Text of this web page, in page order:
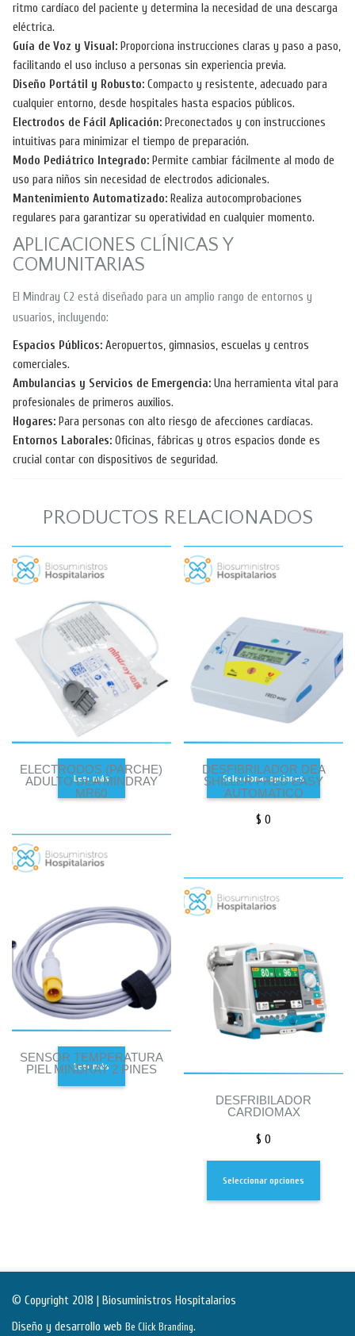
ritmo cardíaco del paciente y determina la necesidad de una descarga
eléctrica.
Guía de Voz y Visual: Proporciona instrucciones claras y paso a paso,
facilitando el uso incluso a personas sin experiencia previa.
Diseño Portátil y Robusto: Compacto y resistente, adecuado para
cualquier entorno, desde hospitales hasta espacios públicos.
Electrodos de Fácil Aplicación: Preconectados y con instrucciones
intuitivas para minimizar el tiempo de preparación.
Modo Pediátrico Integrado: Permite cambiar fácilmente al modo de
uso para niños sin necesidad de electrodos adicionales.
Mantenimiento Automatizado: Realiza autocomprobaciones
regulares para garantizar su operatividad en cualquier momento.
APLICACIONES CLÍNICAS Y
COMUNITARIAS
El Mindray C2 está diseñado para un amplio rango de entornos y
usuarios, incluyendo:
Espacios Públicos: Aeropuertos, gimnasios, escuelas y centros
comerciales.
Ambulancias y Servicios de Emergencia: Una herramienta vital para
profesionales de primeros auxilios.
Hogares: Para personas con alto riesgo de afecciones cardíacas.
Entornos Laborales: Oficinas, fábricas y otros espacios donde es
crucial contar con dispositivos de seguridad.
PRODUCTOS RELACIONADOS
ELECTRODOS (PARCHE)
ADULTO DEA MINDRAY
MR60
Leer más
DESFIBRILADOR DEA
SHILLER FRED EASY
AUTOMATICO
$ 0
Seleccionar opciones
SENSOR TEMPERATURA
PIEL MINDRAY 2 PINES
Leer más
DESFRIBILADOR
CARDIOMAX
$ 0
Seleccionar opciones
© Copyright 2018 | Biosuministros Hospitalarios
Diseño y desarrollo web Be Click Branding.